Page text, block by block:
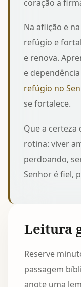
coração a
Na aflição e
refúgio e
e renova.
e
refúgio no
se fortalece.
Que a
rotina: viver
perdoando,
Senhor é fiel,
Leitura
Reserve
passagem
anote uma